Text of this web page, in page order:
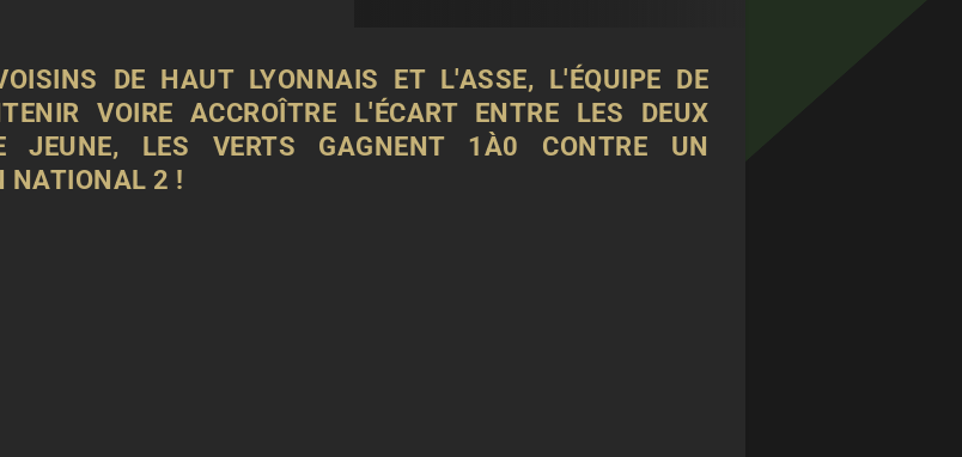
DE HAUT LYONNAIS ET L'ASSE, L'ÉQUIPE DE
VOIRE ACCROÎTRE L'ÉCART ENTRE LES DEUX
JEUNE, LES VERTS GAGNENT 1À0 CONTRE UN
NATIONAL 2 !